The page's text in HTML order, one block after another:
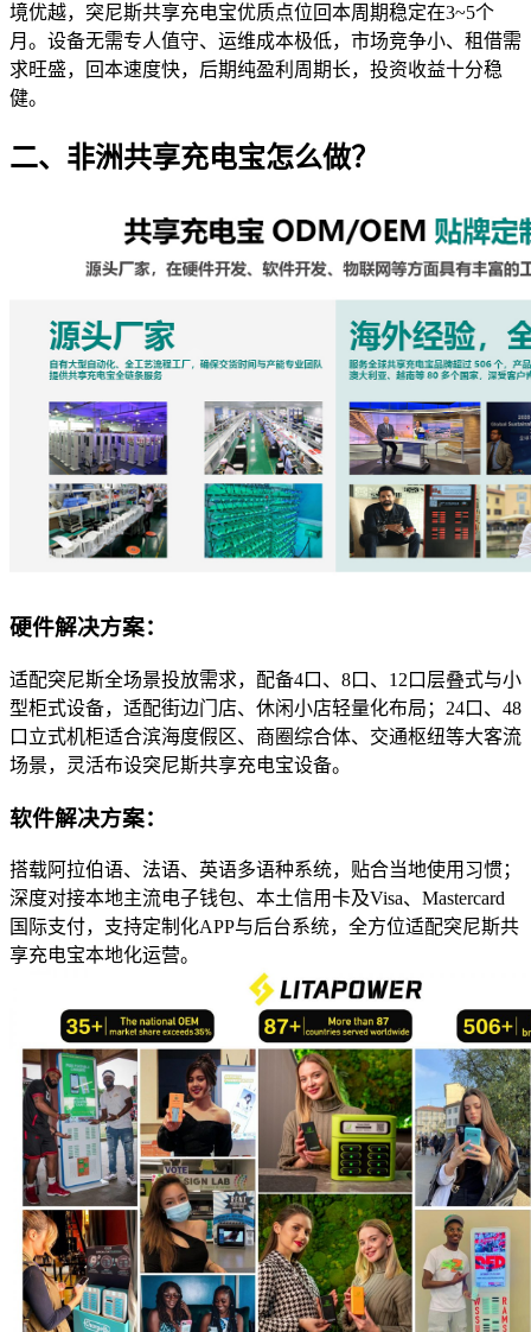
境优越，突尼斯共享充电宝优质点位回本周期稳定在3~5个
月。设备无需专人值守、运维成本极低，市场竞争小、租借需
求旺盛，回本速度快，后期纯盈利周期长，投资收益十分稳
健。
二、非洲共享充电宝怎么做？
硬件解决方案：
适配突尼斯全场景投放需求，配备4口、8口、12口层叠式与小
型柜式设备，适配街边门店、休闲小店轻量化布局；24口、48
口立式机柜适合滨海度假区、商圈综合体、交通枢纽等大客流
场景，灵活布设突尼斯共享充电宝设备。
软件解决方案：
搭载阿拉伯语、法语、英语多语种系统，贴合当地使用习惯；
深度对接本地主流电子钱包、本土信用卡及Visa、Mastercard
国际支付，支持定制化APP与后台系统，全方位适配突尼斯共
享充电宝本地化运营。